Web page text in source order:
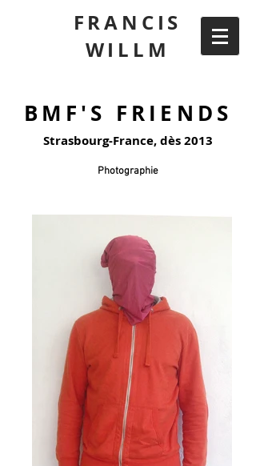
FRANCIS
WILLM
BMF'S FRIENDS
Photographie
Strasbourg-France, dès 2013